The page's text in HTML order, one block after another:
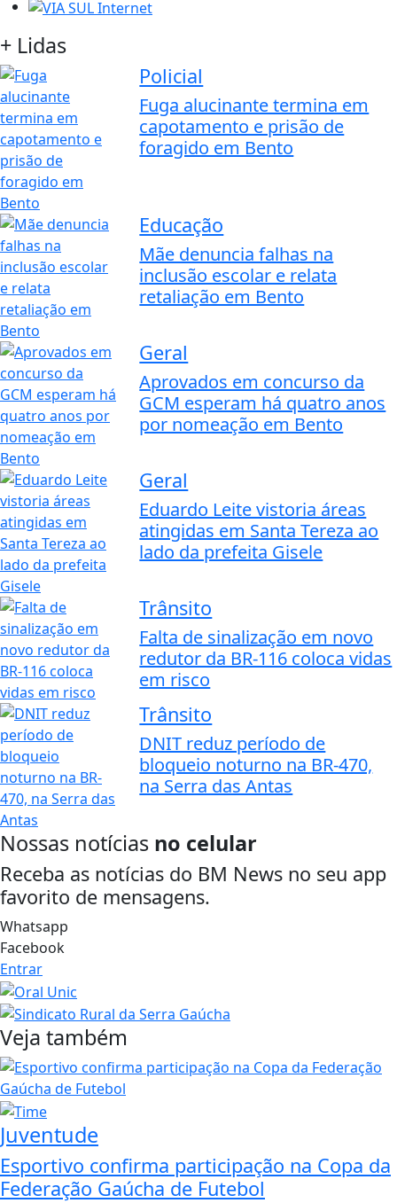
+ Lidas
Policial
Fuga alucinante termina em
capotamento e prisão de
foragido em Bento
Educação
Mãe denuncia falhas na
inclusão escolar e relata
retaliação em Bento
Geral
Aprovados em concurso da
GCM esperam há quatro anos
por nomeação em Bento
Geral
Eduardo Leite vistoria áreas
atingidas em Santa Tereza ao
lado da prefeita Gisele
Trânsito
Falta de sinalização em novo
redutor da BR-116 coloca vidas
em risco
Trânsito
DNIT reduz período de
bloqueio noturno na BR-470,
na Serra das Antas
Nossas notícias no celular
Receba as notícias do BM News no seu app
favorito de mensagens.
Whatsapp
Facebook
Entrar
Veja também
Juventude
Esportivo confirma participação na Copa da
Federação Gaúcha de Futebol